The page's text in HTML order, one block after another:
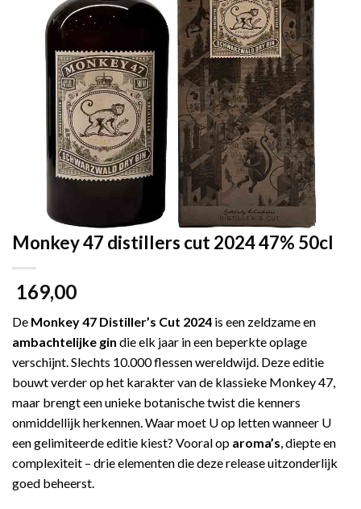
Monkey 47 distillers cut 2024 47% 50cl
169,00
De Monkey 47 Distiller’s Cut 2024 is een zeldzame en
ambachtelijke gin die elk jaar in een beperkte oplage
verschijnt. Slechts 10.000 flessen wereldwijd. Deze editie
bouwt verder op het karakter van de klassieke Monkey 47,
maar brengt een unieke botanische twist die kenners
onmiddellijk herkennen. Waar moet U op letten wanneer U
een gelimiteerde editie kiest? Vooral op aroma’s, diepte en
complexiteit – drie elementen die deze release uitzonderlijk
goed beheerst.